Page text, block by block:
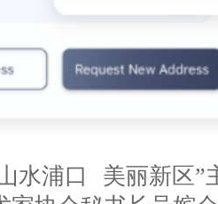
水浦口 美丽新区”